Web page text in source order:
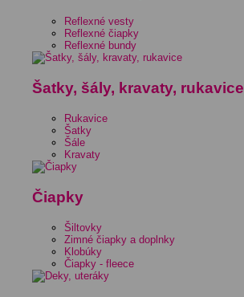
Reflexné vesty
Reflexné čiapky
Reflexné bundy
Šatky, šály, kravaty, rukavice
Rukavice
Šatky
Šále
Kravaty
Čiapky
Šiltovky
Zimné čiapky a doplnky
Klobúky
Čiapky - fleece